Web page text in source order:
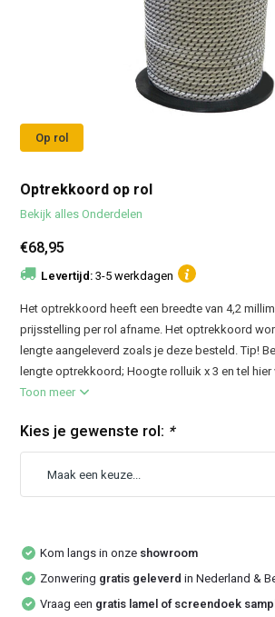
Op rol
Optrekkoord op rol
Bekijk alles Onderdelen
€68,95
Levertijd:3-5 werkdagen
Het optrekkoord heeft een breedte van 4,2
prijsstelling per rol afname. Het optrekkoord
lengte aangeleverd zoals je deze besteld. Tip!
lengte optrekkoord; Hoogte rolluik x 3 en tel hier
Toon meer
Kies je gewenste rol: *
Kom langs in onze showroom
Zonwering gratis geleverd in Nederland &
Vraag een gratis lamel of screendoek